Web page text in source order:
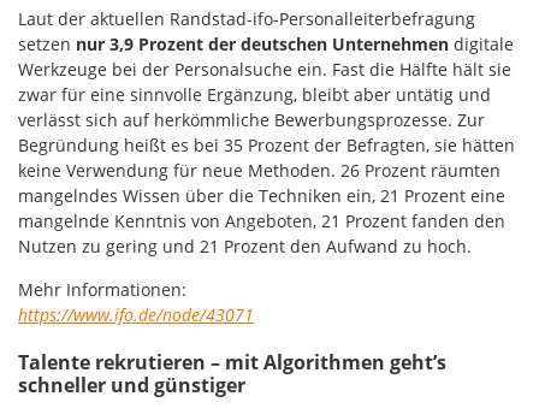
Laut der aktuellen Randstad-ifo-Personalleiterbefragung
setzen nur 3,9 Prozent der deutschen Unternehmen digitale
Werkzeuge bei der Personalsuche ein. Fast die Hälfte hält sie
zwar für eine sinnvolle Ergänzung, bleibt aber untätig und
verlässt sich auf herkömmliche Bewerbungsprozesse. Zur
Begründung heißt es bei 35 Prozent der Befragten, sie hätten
keine Verwendung für neue Methoden. 26 Prozent räumten
mangelndes Wissen über die Techniken ein, 21 Prozent eine
mangelnde Kenntnis von Angeboten, 21 Prozent fanden den
Nutzen zu gering und 21 Prozent den Aufwand zu hoch.
Mehr Informationen:
https://www.ifo.de/node/43071
Talente rekrutieren – mit Algorithmen geht’s
schneller und günstiger